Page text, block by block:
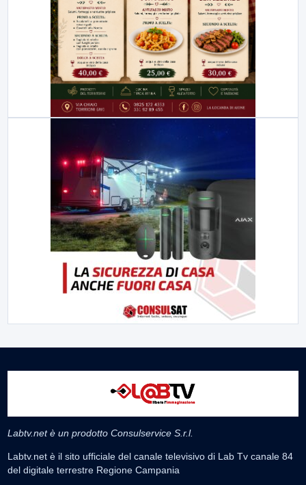
Labtv.net è un prodotto Consulservice S.r.l.
Labtv.net è il sito ufficiale del canale televisivo di Lab Tv canale 84
del digitale terrestre Regione Campania